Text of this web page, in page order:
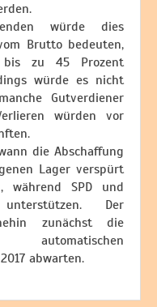
würde dies
Brutto bedeuten,
zu 45 Prozent
würde es nicht
Gutverdiener
würden vor
die Abschaffung
Lager verspürt
während SPD und
Der
zunächst die
abwarten.